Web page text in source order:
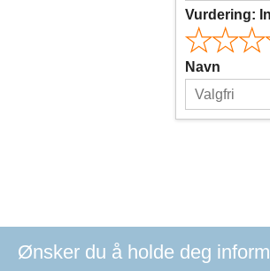
Vurdering:
Navn
Ønsker du å holde deg